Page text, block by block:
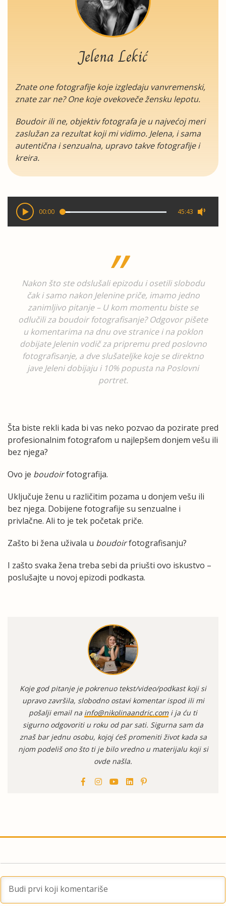
Jelena Lekić
Znate one fotografije koje izgledaju vanvremenski,
znate zar ne? One koje ovekoveče žensku lepotu.
Boudoir ili ne, objektiv fotografa je u najvećoj meri
zaslužan za rezultat koji mi vidimo. Jelena, i sama
autentična i senzualna, upravo takve fotografije i
kreira.
00:00 45:43
Nakon što ste odslušali epizodu i osetili slobodu
čak i samo nakon Jelenine priče, imamo jedno
zanimljivo pitanje – U kom momentu biste se
odlučili za boudoir fotografisanje? Odgovor pišete
u komentarima na dnu ove stranice i na poklon
dobijate Jelenin vodič za pripremu pred poslovno
fotografisanje, a dve slušateljke koje se direktno
jave Jeleni dobijaju i 10% popusta na Poslovni
portret.
Šta biste rekli kada bi vas neko pozvao da pozirate pred
profesionalnim fotografom u najlepšem donjem vešu ili
bez njega?
Ovo je boudoirfotografija.
Uključuje ženu u različitim pozama u donjem vešu ili
bez njega. Dobijene fotografije su senzualne i
privlačne. Ali to je tek početak priče.
Zašto bi žena uživala u boudoirfotografisanju?
I zašto svaka žena treba sebi da priušti ovo iskustvo –
poslušajte u novoj epizodi podkasta.
Koje god pitanje je pokrenuo tekst/video/podkast koji si
upravo završila, slobodno ostavi komentar ispod ili mi
pošalji email na info@nikolinaandric.comi ja ću ti
sigurno odgovoriti u roku od par sati. Sigurna sam da
znaš bar jednu osobu, kojoj ćeš promeniti život kada sa
njom podeliš ono što ti je bilo vredno u materijalu koji si
ovde našla.